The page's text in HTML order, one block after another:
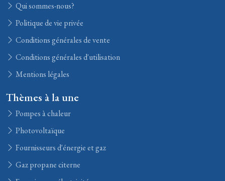
Qui sommes-nous?
Politique de vie privée
Conditions générales de vente
Conditions générales d'utilisation
Mentions légales
Thèmes à la une
Pompes à chaleur
Photovoltaïque
Fournisseurs d'énergie et gaz
Gaz propane citerne